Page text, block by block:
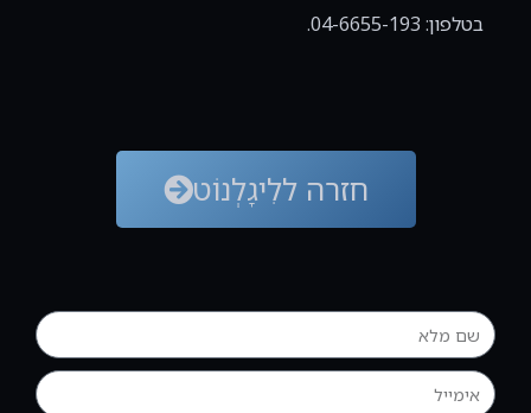
בטלפון: 04-6655-193.
חזרה ללִיגָלְנוֹט